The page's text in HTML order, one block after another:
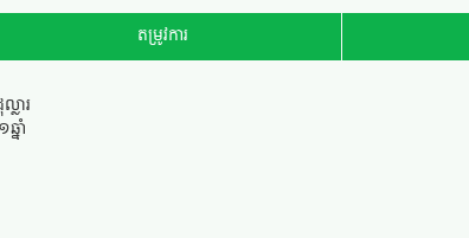
តម្រូវការ
លារ
នាំ